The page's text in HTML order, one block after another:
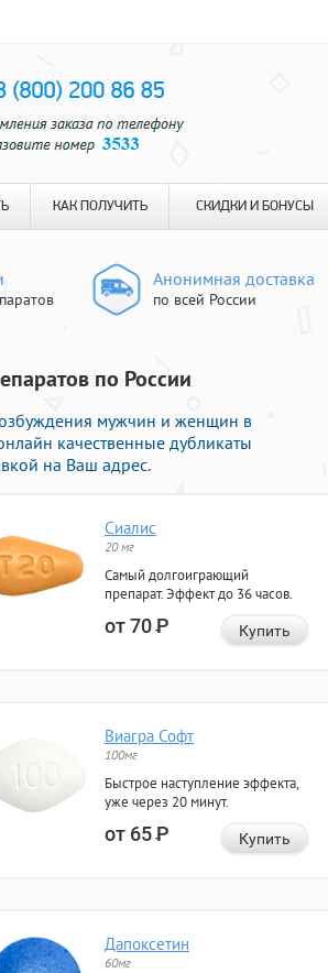
КАК ПОЛУЧИТЬ СКИДКИ И БОНУСЫ
Анонимная доставка
по всей России
по России
мужчин и женщин в
качественные дубликаты
на Ваш адрес.
Сиалис
20 мг
Самый долгоиграющий
препарат. Эффект до 36 часов.
от 70Р Купить
Виагра Софт
100мг
Быстрое наступление эффекта,
уже через 20 минут.
от 65Р Купить
Дапоксетин
60мг